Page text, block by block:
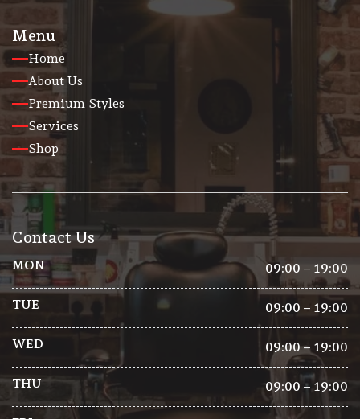
Menu
Home
About Us
Premium Styles
Services
Shop
Contact Us
MON 09:00 – 19:00
TUE 09:00 – 19:00
WED 09:00 – 19:00
THU 09:00 – 19:00